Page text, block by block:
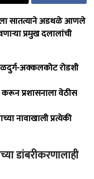
सातत्याने अडथळे आणले
प्रमुख दलालांची
अक्कलकोट रोडशी
करून प्रशासनाला वेठीस
नावाखाली प्रत्येकी
डांबरीकरणालाही